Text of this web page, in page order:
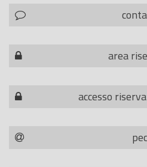
area
accesso
pec